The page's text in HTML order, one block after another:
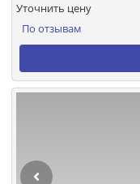
По отзывам
Уточнить цену